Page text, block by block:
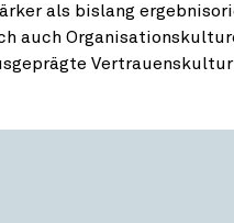
als bislang
auch